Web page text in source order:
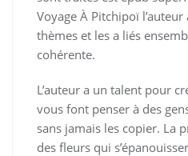
Voyage À Pitchipoï
thèmes et les a liés
cohérente.
L’auteur a un talent pour
vous font penser à des
sans jamais les copier. La
des fleurs qui